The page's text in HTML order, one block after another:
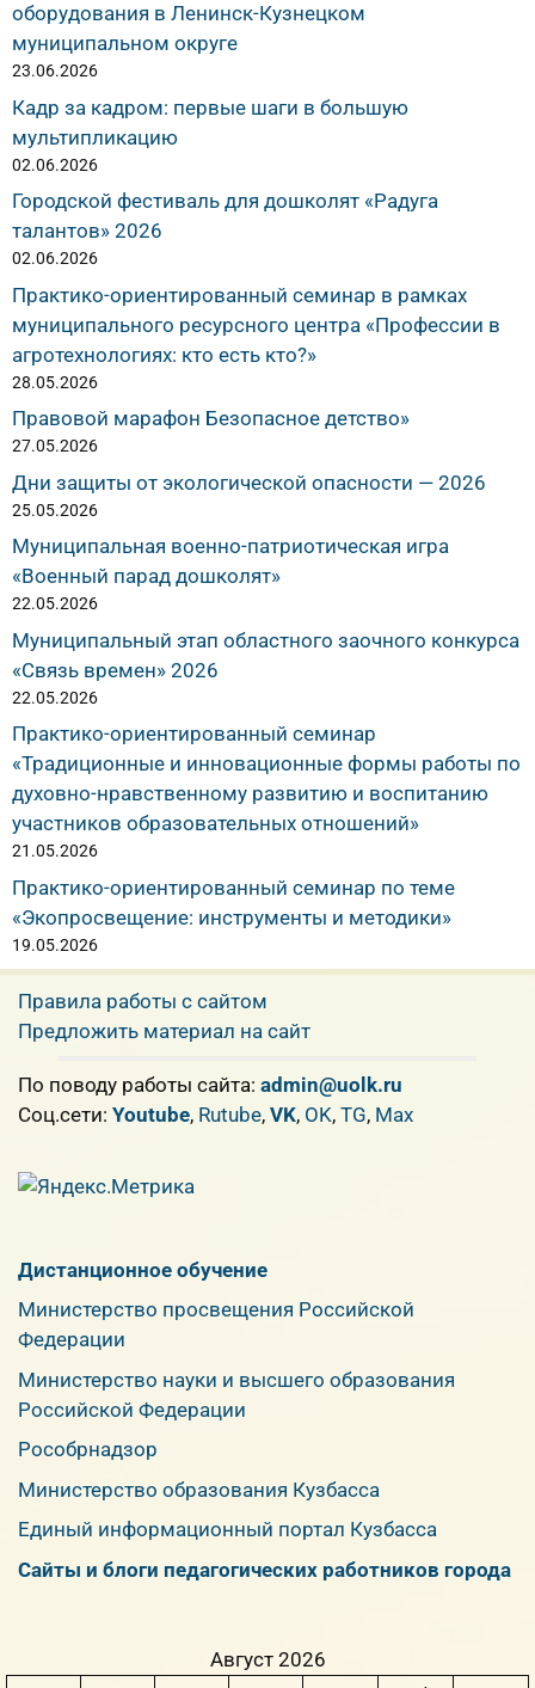
оборудования в Ленинск-Кузнецком
муниципальном округе
23.06.2026
Кадр за кадром: первые шаги в большую
мультипликацию
02.06.2026
Городской фестиваль для дошколят «Радуга
талантов» 2026
02.06.2026
Практико-ориентированный семинар в рамках
муниципального ресурсного центра «Профессии в
агротехнологиях: кто есть кто?»
28.05.2026
Правовой марафон Безопасное детство»
27.05.2026
Дни защиты от экологической опасности — 2026
25.05.2026
Муниципальная военно-патриотическая игра
«Военный парад дошколят»
22.05.2026
Муниципальный этап областного заочного конкурса
«Связь времен» 2026
22.05.2026
Практико-ориентированный семинар
«Традиционные и инновационные формы работы по
духовно-нравственному развитию и воспитанию
участников образовательных отношений»
21.05.2026
Практико-ориентированный семинар по теме
«Экопросвещение: инструменты и методики»
19.05.2026
Правила работы с сайтом
Предложить материал на сайт
По поводу работы сайта: admin@uolk.ru
Cоц.сети: Youtube, Rutube, VK, OK, TG, Max
Дистанционное обучение
Министерство просвещения Российской
Федерации
Министерство науки и высшего образования
Российской Федерации
Рособрнадзор
Министерство образования Кузбасса
Единый информационный портал Кузбасса
Сайты и блоги педагогических работников города
Август 2026